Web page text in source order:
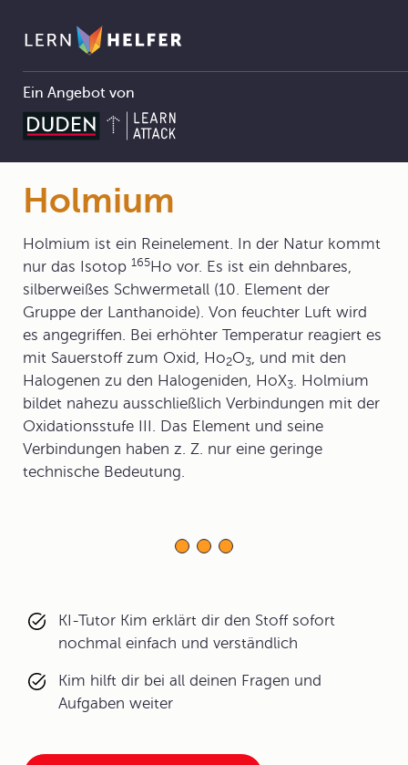
Ein Angebot von
Pfadnavigation
Chemie 5 Periodensystem der Elemente
Holmium
Holmium ist ein Reinelement. In der Natur kommt
nur das Isotop 165Ho vor. Es ist ein dehnbares,
silberweißes Schwermetall (10. Element der
Gruppe der Lanthanoide). Von feuchter Luft wird
es angegriffen. Bei erhöhter Temperatur reagiert es
mit Sauerstoff zum Oxid, Ho2O3, und mit den
Halogenen zu den Halogeniden, HoX3. Holmium
bildet nahezu ausschließlich Verbindungen mit der
Oxidationsstufe III. Das Element und seine
Verbindungen haben z. Z. nur eine geringe
technische Bedeutung.
KI-Tutor Kim erklärt dir den Stoff sofort
nochmal einfach und verständlich
Kim hilft dir bei all deinen Fragen und
Aufgaben weiter